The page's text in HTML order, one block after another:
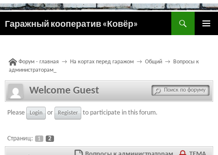
Гаражный кооператив «Ковёр»
ПЕРЕЙТИ
Форум - главная → На кортах перед гаражом → Общий →
Вопросы к
администраторам_
Welcome Guest
Please Login or Register to participate in this forum.
Страниц: 1 2